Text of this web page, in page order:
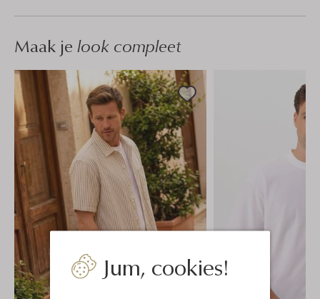
Jum, cookies!
Maak je look compleet